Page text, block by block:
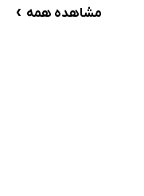
مشاهده همه ›